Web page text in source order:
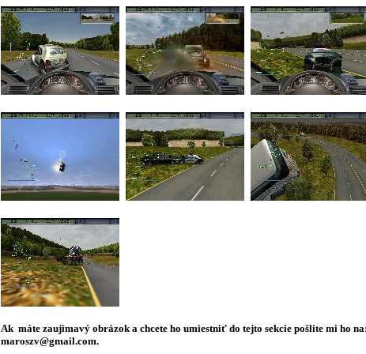
Ak máte zaujimavý obrázok a chcete ho umiestniť do tejto sekcie pošlite mi ho
maroszv@gmail.com.